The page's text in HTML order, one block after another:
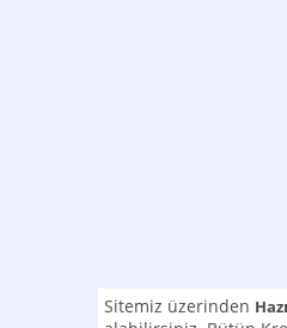
Sitemiz üzerinden